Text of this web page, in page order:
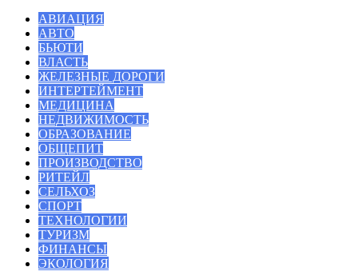
АВИАЦИЯ
АВТО
БЬЮТИ
ВЛАСТЬ
ЖЕЛЕЗНЫЕ ДОРОГИ
ИНТЕРТЕЙМЕНТ
МЕДИЦИНА
НЕДВИЖИМОСТЬ
ОБРАЗОВАНИЕ
ОБЩЕПИТ
ПРОИЗВОДСТВО
РИТЕЙЛ
СЕЛЬХОЗ
СПОРТ
ТЕХНОЛОГИИ
ТУРИЗМ
ФИНАНСЫ
ЭКОЛОГИЯ